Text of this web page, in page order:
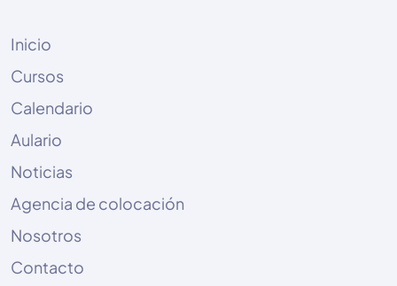
Inicio
Cursos
Calendario
Aulario
Noticias
Agencia de colocación
Nosotros
Contacto